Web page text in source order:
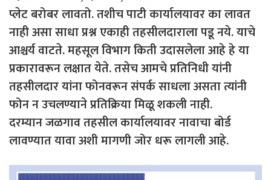
प्लेट बरोबर लावतो. तशीच पाटी कार्यालयावर का लावत
नाही असा साधा प्रश्न एकाही तहसीलदाराला पडू नये. याचे
आश्चर्य वाटते. महसूल विभाग किती उदासलेला आहे हे या
प्रकारावरून लक्षात येते. तसेच आमचे प्रतिनिधी यांनी
तहसीलदार यांना फोनवरून संपर्क साधला असता त्यांनी
फोन न उचलण्याने प्रतिक्रिया मिळू शकली नाही.
दरम्यान जळगाव तहसील कार्यालयावर नावाचा बोर्ड
लावण्यात यावा अशी मागणी जोर धरू लागली आहे.